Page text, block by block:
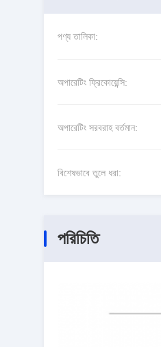
পণ্য তালিকা:
অপারেটিং ফ্রিকোয়েন্সি:
অপারেটিং সরবরাহ বর্তমান:
বিশেষভাবে তুলে ধরা:
পরিচিতি